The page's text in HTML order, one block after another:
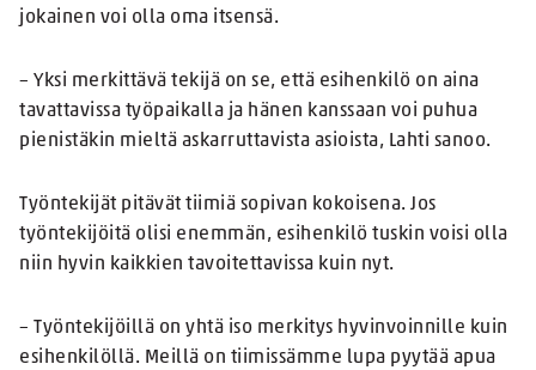
jokainen voi olla oma itsensä.
– Yksi merkittävä tekijä on se, että esihenkilö on aina
tavattavissa työpaikalla ja hänen kanssaan voi puhua
pienistäkin mieltä askarruttavista asioista, Lahti sanoo.
Työntekijät pitävät tiimiä sopivan kokoisena. Jos
työntekijöitä olisi enemmän, esihenkilö tuskin voisi olla
niin hyvin kaikkien tavoitettavissa kuin nyt.
– Työntekijöillä on yhtä iso merkitys hyvinvoinnille kuin
esihenkilöllä. Meillä on tiimissämme lupa pyytää apua